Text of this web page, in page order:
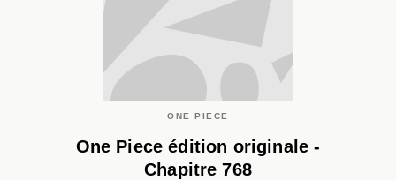
ONE PIECE
One Piece édition originale -
Chapitre 768